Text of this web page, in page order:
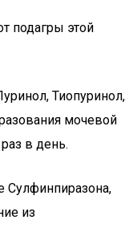
подагры этой
Тиопуринол,
мочевой
в день.
Сулфинпиразона,
из